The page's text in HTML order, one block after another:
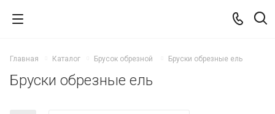
Главная Каталог Брусок обрезной Бруски обрезные ель
Бруски обрезные ель